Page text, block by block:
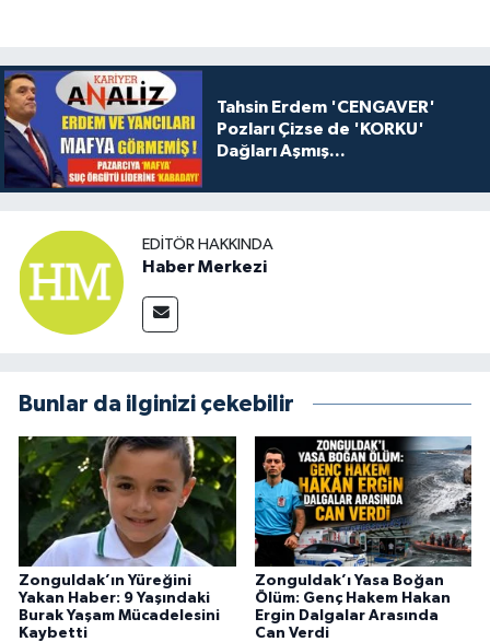
Tahsin Erdem 'CENGAVER'
Pozları Çizse de 'KORKU'
Dağları Aşmış...
EDITÖR HAKKINDA
Haber Merkezi
Bunlar da ilginizi çekebilir
Zonguldak’ın Yüreğini
Yakan Haber: 9 Yaşındaki
Burak Yaşam Mücadelesini
Kaybetti
Zonguldak’ı Yasa Boğan
Ölüm: Genç Hakem Hakan
Ergin Dalgalar Arasında
Can Verdi